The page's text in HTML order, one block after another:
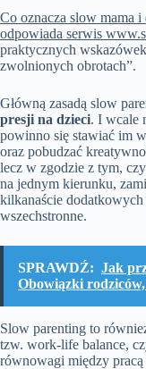
Co oznacza slow mama
odpowiada serwis
praktycznych
zwolnionych obrotach”.
Główną zasadą slow
presji na dzieci. I wcale
powinno się stawiać im
oraz pobudzać
lecz w zgodzie z tym,
na jednym kierunku,
kilkanaście
wszechstronne.
SPRAWDŹ: Jak
Obowiązki
Slow parenting to
tzw. work-life balance,
równowagi między